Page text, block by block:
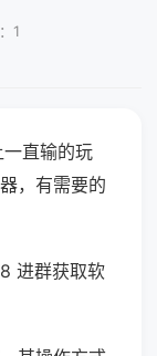
1
直输的玩
，有需要的
进群获取软